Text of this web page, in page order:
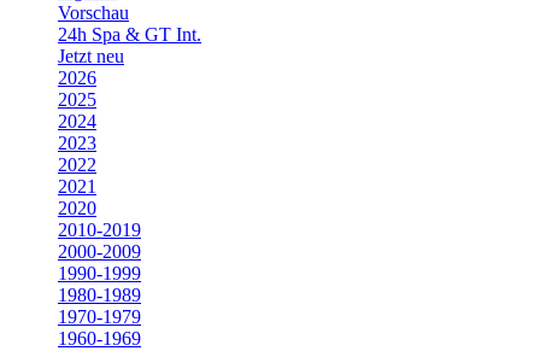
Vorschau
24h Spa & GT Int.
Jetzt neu
2026
2025
2024
2023
2022
2021
2020
2010-2019
2000-2009
1990-1999
1980-1989
1970-1979
1960-1969